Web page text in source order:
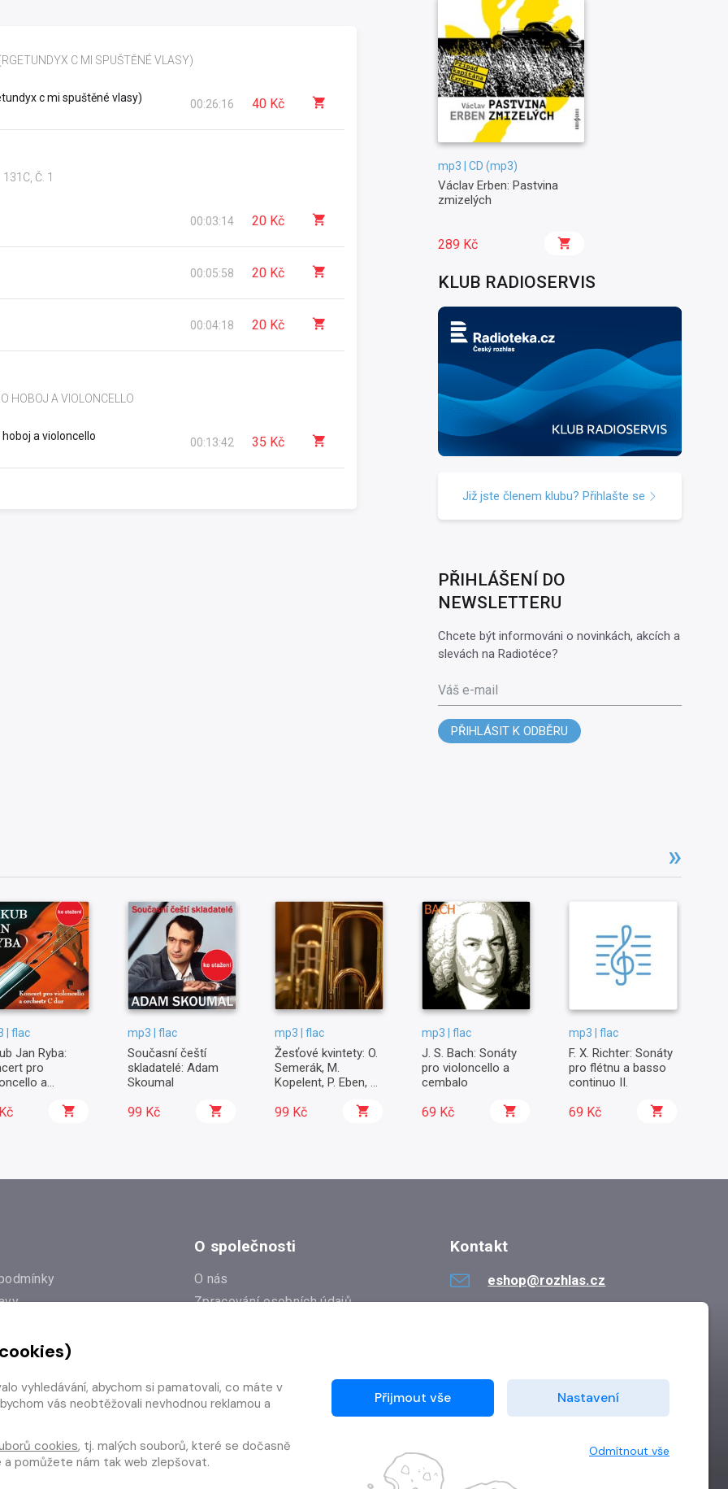
C MI SPUŠTĚNÉ VLASY)
c mi spuštěné vlasy) 00:26:16 40 Kč
Č. 1
00:03:14 20 Kč
00:05:58 20 Kč
00:04:18 20 Kč
HOBOJ A VIOLONCELLO
a violoncello 00:13:42 35 Kč
mp3 | CD (mp3)
Václav Erben: Pastvina
zmizelých
289 Kč
KLUB RADIOSERVIS
Již jste členem klubu? Přihlašte se
PŘIHLÁŠENÍ DO
NEWSLETTERU
Chcete být informováni o novinkách, akcích a
slevách na Radiotéce?
Váš e-mail
PŘIHLÁSIT K ODBĚRU
| flac
Jan Ryba:
pro
a
mp3 | flac
Současní čeští
skladatelé: Adam
Skoumal
99 Kč
mp3 | flac
Žesťové kvintety: O.
Semerák, M.
Kopelent, P. Eben, E.
99 Kč
mp3 | flac
J. S. Bach: Sonáty
pro violoncello a
cembalo
69 Kč
mp3 | flac
F. X. Richter: Sonáty
pro flétnu a basso
continuo II.
69 Kč
od smlouvy
O společnosti
O nás
Zpracování osobních údajů
Kontakt
eshop@rozhlas.cz
vyhledávání, abychom si pamatovali, co máte v
vás neobtěžovali nevhodnou reklamou a
cookies, tj. malých souborů, které se dočasně
a pomůžete nám tak web zlepšovat.
Přijmout vše Nastavení
Odmítnout vše